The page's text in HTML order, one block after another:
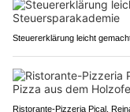
Steuererklärung leicht
Ristorante-Pizzeria Pical,